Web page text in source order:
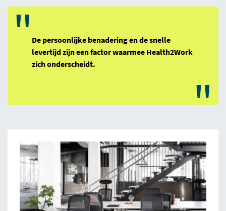
"De persoonlijke benadering en de snelle
levertijd zijn een factor waarmee Health2Work
zich onderscheidt.
"